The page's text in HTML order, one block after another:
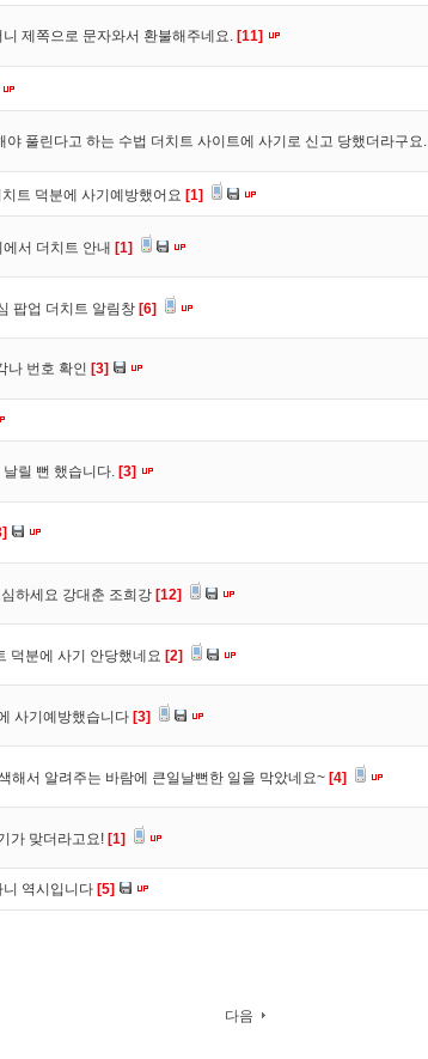
제쪽으로 문자와서 환불해주네요. [11]
풀린다고 하는 수법 더치트 사이트에 사기로 신고 당했더라구요.
트 덕분에 사기예방했어요 [1]
서 더치트 안내 [1]
팝업 더치트 알림창 [6]
나 번호 확인 [3]
릴 뻔 했습니다. [3]
하세요 강대춘 조희강 [12]
덕분에 사기 안당했네요 [2]
사기예방했습니다 [3]
해서 알려주는 바람에 큰일날뻔한 일을 막았네요~ [4]
가 맞더라고요! [1]
역시입니다 [5]
다음